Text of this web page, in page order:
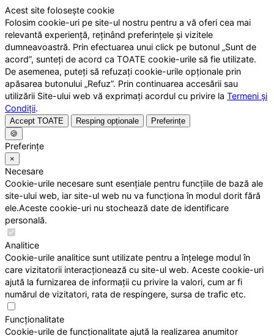
Acest site folosește cookie
Folosim cookie-uri pe site-ul nostru pentru a vă oferi cea mai
relevantă experiență, reținând preferințele și vizitele
dumneavoastră. Prin efectuarea unui click pe butonul „Sunt de
acord”, sunteți de acord ca TOATE cookie-urile să fie utilizate.
De asemenea, puteți să refuzați cookie-urile opționale prin
apăsarea butonului „Refuz”. Prin continuarea accesării sau
utilizării Site-ului web vă exprimați acordul cu privire la Termeni și
Condiții.
Accept TOATE Resping opționale
Preferințe
🍪
Preferințe
×
Necesare
Cookie-urile necesare sunt esențiale pentru funcțiile de bază ale
site-ului web, iar site-ul web nu va funcționa în modul dorit fără
ele.Aceste cookie-uri nu stochează date de identificare
personală.
Analitice
Cookie-urile analitice sunt utilizate pentru a înțelege modul în
care vizitatorii interacționează cu site-ul web. Aceste cookie-uri
ajută la furnizarea de informații cu privire la valori, cum ar fi
numărul de vizitatori, rata de respingere, sursa de trafic etc.
Funcționalitate
Cookie-urile de funcționalitate ajută la realizarea anumitor